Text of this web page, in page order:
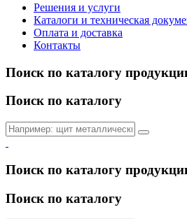
Решения и услуги
Каталоги и техническая
Оплата и доставка
Контакты
Поиск по каталогу
Поиск по каталогу
Поиск по каталогу
Поиск по каталогу